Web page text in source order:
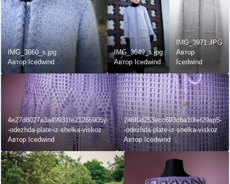
IMG_3660_s.jpg
Автор Icedwind
IMG_3649_s.jpg
Автор Icedwind
IMG_3971.JPG
Автор
Icedwind
4e27d8027a3a49931fe21266905y-
-odezhda-plate-iz-shelka-viskoz
Автор Icedwind
246f0d253ecc693cba10fef29ap5-
-odezhda-plate-iz-shelka-viskoz
Автор Icedwind